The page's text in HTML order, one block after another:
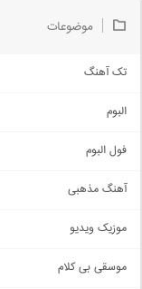
موضوعات
تک آهنگ
اجتماعی
حماسی
سنتی
اهنگ بندرعباسی
البوم
فول البوم
آهنگ مذهبی
موزیک ویدیو
موسقی بی کلام